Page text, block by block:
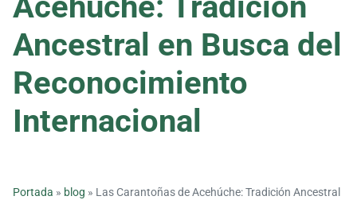
Ancestral en Busca del
Reconocimiento
Internacional
Portada » blog » Las Carantoñas de Acehúche: Tradición Ancestral